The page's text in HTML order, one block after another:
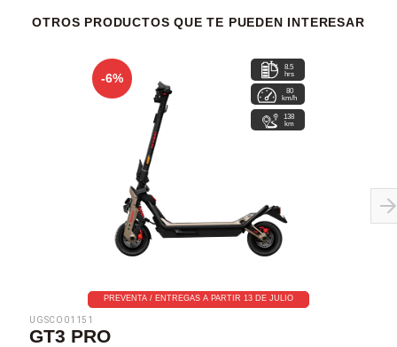
OTROS PRODUCTOS QUE TE PUEDEN INTERESAR
-6%
8.5
hrs
80
km/h
138
km
PREVENTA / ENTREGAS A PARTIR 13 DE JULIO
UGSCO01151
GT3 PRO